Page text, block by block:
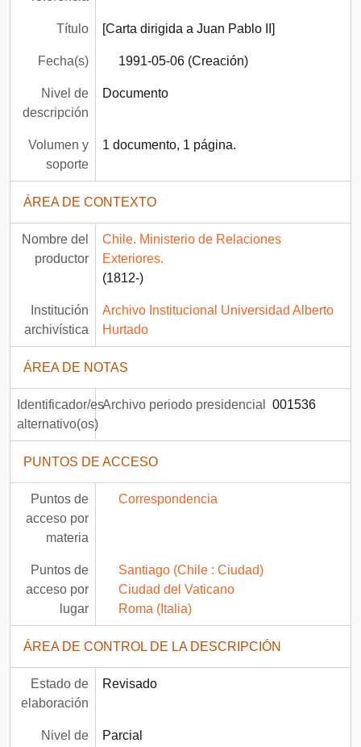
Título [Carta dirigida a Juan Pablo II]
Fecha(s) 1991-05-06 (Creación)
Nivel de
descripción
Documento
Volumen y
soporte
1 documento, 1 página.
ÁREA DE CONTEXTO
Nombre del
productor
Chile. Ministerio de Relaciones
Exteriores.
(1812-)
Institución
archivística
Archivo Institucional Universidad Alberto
Hurtado
ÁREA DE NOTAS
Identificador/es
alternativo(os)
Archivo periodo presidencial 001536
PUNTOS DE ACCESO
Puntos de
acceso por
materia
Correspondencia
Puntos de
acceso por
lugar
Santiago (Chile : Ciudad)
Ciudad del Vaticano
Roma (Italia)
ÁREA DE CONTROL DE LA DESCRIPCIÓN
Estado de
elaboración
Revisado
Nivel de
Parcial